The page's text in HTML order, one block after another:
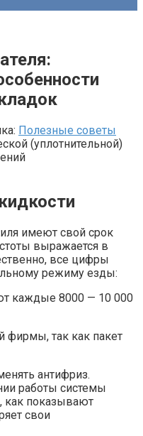
Полезные советы
имеют свой срок
выражается в
все цифры
режиму езды:
каждые 8000 — 10 000
фирмы, так как пакет
антифриз.
работы системы
как показывают
свои